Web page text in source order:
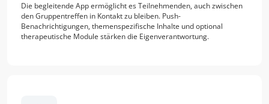
Die begleitende App ermöglicht es Teilnehmenden, auch zwischen
den Gruppentreffen in Kontakt zu bleiben. Push-
Benachrichtigungen, themenspezifische Inhalte und optional
therapeutische Module stärken die Eigenverantwortung.